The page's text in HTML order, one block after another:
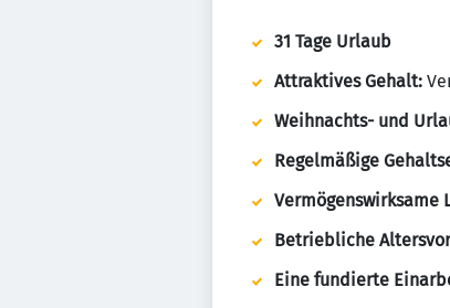
31 Tage Urlaub
Attraktives Gehalt:
Weihnachts- und
Regelmäßige
Vermögenswirksame
Betriebliche
Eine fundierte